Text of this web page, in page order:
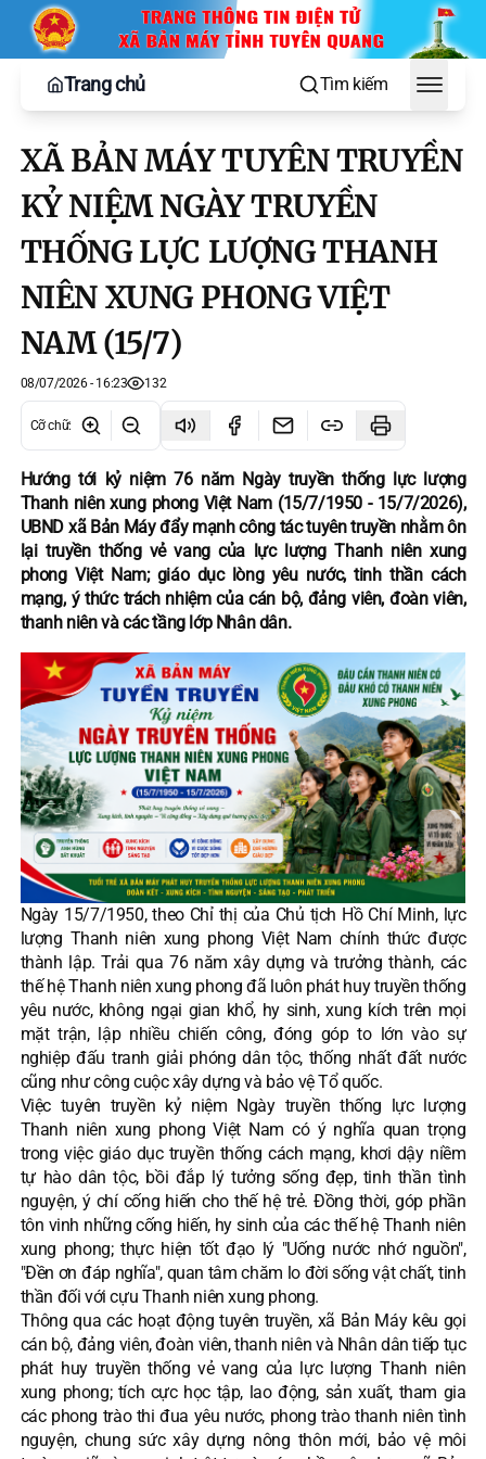
Trang chủ Tìm kiếm
Toggle
XÃ BẢN MÁY TUYÊN TRUYỀN
KỶ NIỆM NGÀY TRUYỀN
THỐNG LỰC LƯỢNG THANH
NIÊN XUNG PHONG VIỆT
NAM (15/7)
08/07/2026 - 16:23 132
Cỡ chữ:
Hướng tới kỷ niệm 76 năm Ngày truyền thống lực lượng
Thanh niên xung phong Việt Nam (15/7/1950 - 15/7/2026),
UBND xã Bản Máy đẩy mạnh công tác tuyên truyền nhằm ôn
lại truyền thống vẻ vang của lực lượng Thanh niên xung
phong Việt Nam; giáo dục lòng yêu nước, tinh thần cách
mạng, ý thức trách nhiệm của cán bộ, đảng viên, đoàn viên,
thanh niên và các tầng lớp Nhân dân.
Ngày 15/7/1950, theo Chỉ thị của Chủ tịch Hồ Chí Minh, lực
lượng Thanh niên xung phong Việt Nam chính thức được
thành lập. Trải qua 76 năm xây dựng và trưởng thành, các
thế hệ Thanh niên xung phong đã luôn phát huy truyền thống
yêu nước, không ngại gian khổ, hy sinh, xung kích trên mọi
mặt trận, lập nhiều chiến công, đóng góp to lớn vào sự
nghiệp đấu tranh giải phóng dân tộc, thống nhất đất nước
cũng như công cuộc xây dựng và bảo vệ Tổ quốc.
Việc tuyên truyền kỷ niệm Ngày truyền thống lực lượng
Thanh niên xung phong Việt Nam có ý nghĩa quan trọng
trong việc giáo dục truyền thống cách mạng, khơi dậy niềm
tự hào dân tộc, bồi đắp lý tưởng sống đẹp, tinh thần tình
nguyện, ý chí cống hiến cho thế hệ trẻ. Đồng thời, góp phần
tôn vinh những cống hiến, hy sinh của các thế hệ Thanh niên
xung phong; thực hiện tốt đạo lý "Uống nước nhớ nguồn",
"Đền ơn đáp nghĩa", quan tâm chăm lo đời sống vật chất, tinh
thần đối với cựu Thanh niên xung phong.
Thông qua các hoạt động tuyên truyền, xã Bản Máy kêu gọi
cán bộ, đảng viên, đoàn viên, thanh niên và Nhân dân tiếp tục
phát huy truyền thống vẻ vang của lực lượng Thanh niên
xung phong; tích cực học tập, lao động, sản xuất, tham gia
các phong trào thi đua yêu nước, phong trào thanh niên tình
nguyện, chung sức xây dựng nông thôn mới, bảo vệ môi